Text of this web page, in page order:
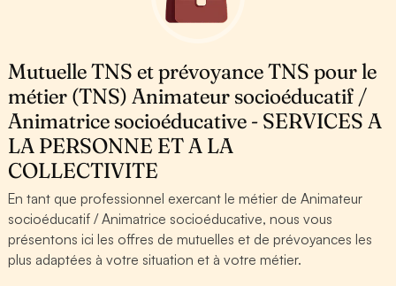
Mutuelle TNS et prévoyance TNS pour le
métier (TNS) Animateur socioéducatif /
Animatrice socioéducative - SERVICES A
LA PERSONNE ET A LA
COLLECTIVITE
En tant que professionnel exercant le métier de Animateur
socioéducatif / Animatrice socioéducative, nous vous
présentons ici les offres de mutuelles et de prévoyances les
plus adaptées à votre situation et à votre métier.